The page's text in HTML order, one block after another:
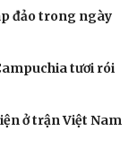
đảo trong ngày
tươi rói
ở trận Việt Nam